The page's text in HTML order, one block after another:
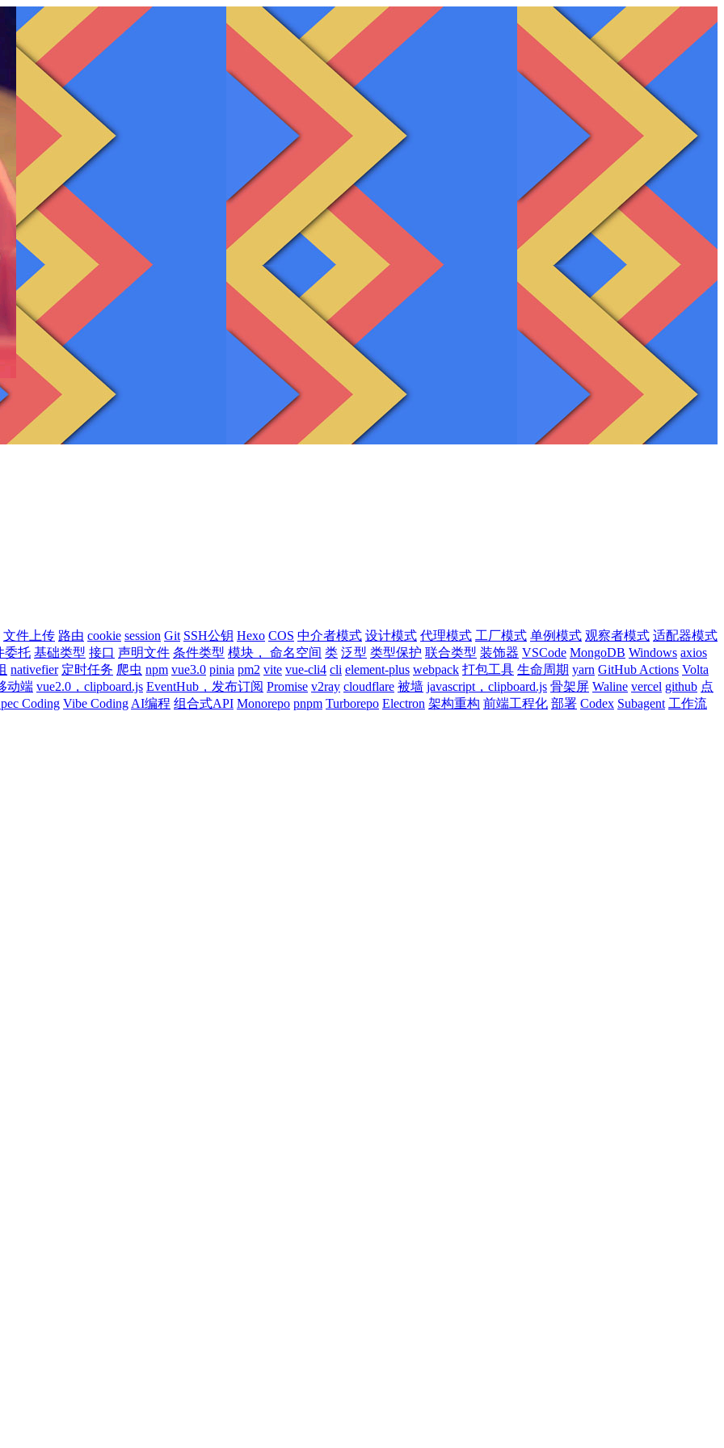
文件上传 路由 cookie session Git SSH公钥 Hexo COS 中介者模式 设计模式 代理模式 工厂模式 单例模式 观察者模式 适配器模式
委托 基础类型 接口 声明文件 条件类型 模块， 命名空间 类 泛型 类型保护 联合类型 装饰器 VSCode MongoDB Windows axios
nativefier 定时任务 爬虫 npm vue3.0 pinia pm2 vite vue-cli4 cli element-plus webpack 打包工具 生命周期 yarn GitHub Actions Volta
动端 vue2.0，clipboard.js EventHub，发布订阅 Promise v2ray cloudflare 被墙 javascript，clipboard.js 骨架屏 Waline vercel github 点
Coding Vibe Coding AI编程 组合式API Monorepo pnpm Turborepo Electron 架构重构 前端工程化 部署 Codex Subagent 工作流